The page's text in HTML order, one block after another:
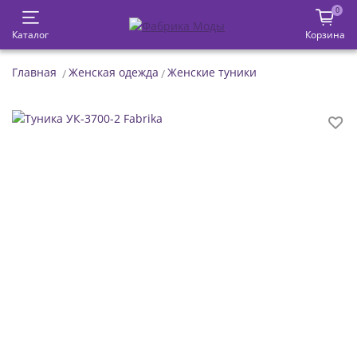
Каталог
0
Корзина
Главная Женская одежда Женские туники